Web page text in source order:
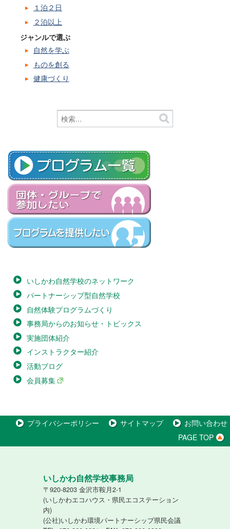
１泊２日
２泊以上
ジャンルで選ぶ
自然を学ぶ
ものを創る
健康づくり
いしかわ自然学校のネットワーク
パートナーシップ型自然学校
自然体験プログラムづくり
事務局からのお知らせ・トピックス
実施団体紹介
インストラクター紹介
活動ブログ
会員募集
プライバシーポリシー サイトマップ
お問い合わせ
PAGE TOP
いしかわ自然学校事務局
〒920-8203 金沢市鞍月2-1
(いしかわエコハウス・県民エコステーション
内)
(公社)いしかわ環境パートナーシップ県民会議